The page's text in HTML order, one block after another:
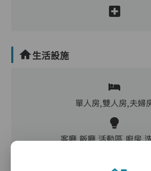
生活設施
單人房,雙人房,夫婦
客廳,飯廳,活動區,廚房,